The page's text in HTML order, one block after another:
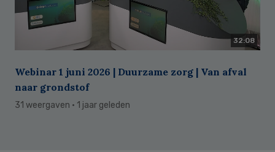
32:08
Webinar 1 juni 2026 | Duurzame zorg | Van afval
naar grondstof
31 weergaven · 1 jaar geleden